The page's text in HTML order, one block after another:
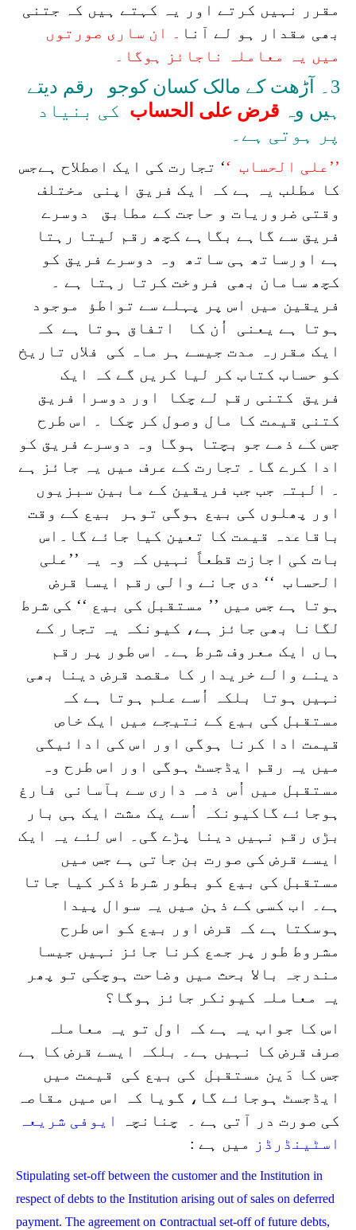
مقرر نہیں کرتے اور یہ کہتے ہیں کہ جتنی
بھی مقدار ہو لے آنا ۔ ان ساری صورتوں
میں یہ معاملہ ناجائز ہوگا۔
3۔ آڑھت کے مالک کسان کوجو رقم دیتے
ہیں وہ قرض علی الحساب کی بنیاد
پر ہوتی ہے۔
’’علی الحساب ‘‘ تجارت کی ایک اصطلاح ہےجس
کا مطلب یہ ہے کہ ایک فریق اپنی مختلف
وقتی ضروریات و حاجت کے مطابق دوسرے
فریق سے گاہے بگاہے کچھ رقم لیتا رہتا
ہے اورساتھ ہی ساتھ وہ دوسرے فریق کو
کچھ سامان بھی فروخت کرتا رہتا ہے ۔
فریقین میں اس پر پہلے سے تواطؤ موجود
ہوتا ہے یعنی اُن کا اتفاق ہوتا ہے کہ
ایک مقررہ مدت جیسے ہر ماہ کی فلاں تاریخ
کو حساب کتاب کر لیا کریں گے کہ ایک
فریق کتنی رقم لے چکا اور دوسرا فریق
کتنی قیمت کا مال وصول کر چکا ۔ اس طرح
جس کے ذمے جو بچتا ہوگا وہ دوسرے فریق کو
ادا کرے گا۔ تجارت کے عرف میں یہ جائز ہے
۔ البتہ جب جب فریقین کے مابین سبزیوں
اور پھلوں کی بیع ہوگی توہر بیع کے وقت
باقاعدہ قیمت کا تعین کیا جائے گا۔اس
بات کی اجازت قطعاً نہیں کہ وہ یہ ’’علی
الحساب ‘‘ دی جانے والی رقم ایسا قرض
ہوتا ہے جس میں ’’ مستقبل کی بیع ‘‘ کی شرط
لگانا بھی جائز ہے، کیونکہ یہ تجار کے
ہاں ایک معروف شرط ہے۔ اس طور پر رقم
دینے والے خریدار کا مقصد قرض دینا بھی
نہیں ہوتا بلکہ اُسے علم ہوتا ہے کہ
مستقبل کی بیع کے نتیجے میں ایک خاص
قیمت ادا کرنا ہوگی اور اس کی ادائیگی
میں یہ رقم ایڈجسٹ ہوگی اور اس طرح وہ
مستقبل میں اُس ذمہ داری سے بآسانی فارغ
ہوجائے گاکیونکہ اُسے یک مشت ایک ہی بار
بڑی رقم نہیں دینا پڑے گی۔ اس لئے یہ ایک
ایسے قرض کی صورت بن جاتی ہے جس میں
مستقبل کی بیع کو بطور شرط ذکر کیا جاتا
ہے۔ اب کسی کے ذہن میں یہ سوال پیدا
ہوسکتا ہے کہ قرض اور بیع کو اس طرح
مشروط طور پر جمع کرنا جائز نہیں جیسا
مندرجہ بالا بحث میں وضاحت ہوچکی تو پھر
یہ معاملہ کیونکر جائز ہوگا؟
اس کا جواب یہ ہے کہ اول تو یہ معاملہ
صرف قرض کا نہیں ہے۔ بلکہ ایسے قرض کا ہے
جس کا دَین مستقبل کی بیع کی قیمت میں
ایڈجسٹ ہوجائے گا، گویا کہ اس میں مقاصہ
کی صورت در آتی ہے ۔ چنانچہ
ایوفی شریعہ
اسٹینڈرڈز
میں ہے :
Stipulating set-off between the customer and the Institution in
respect of debts to the Institution arising out of sales on deferred
payment. The agreement on contractual set-off of future debts,